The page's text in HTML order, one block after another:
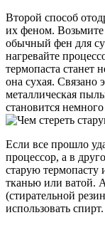
Второй способ
их феном.
обычный фен для
нагревайте
термопаста станет
она сухая. Связано
металлическая
становится
Если все прошло
процессор, а в
старую термопасту
тканью или ватой.
(стирательной
использовать